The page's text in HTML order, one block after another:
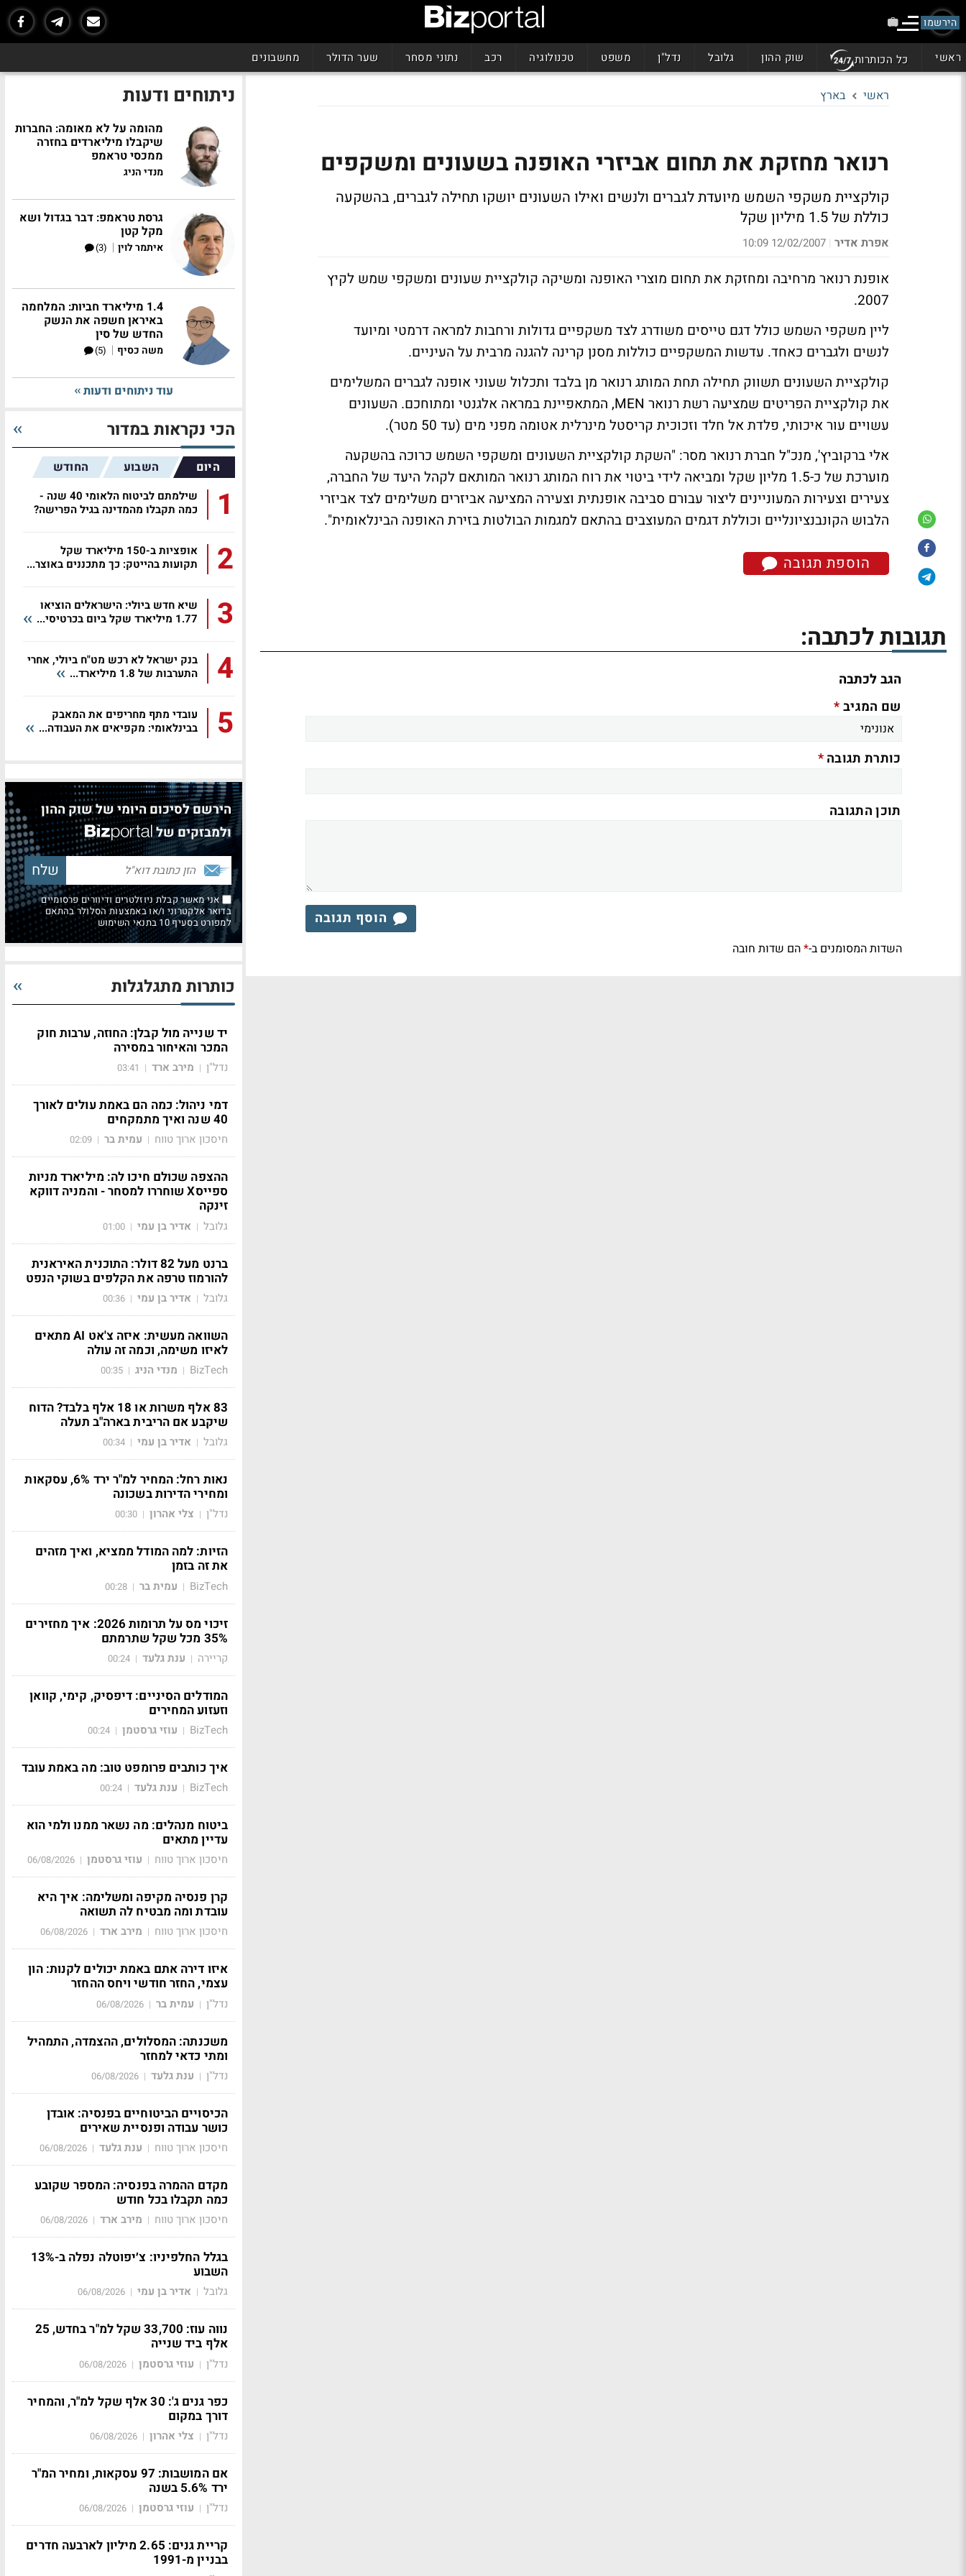
הירשמו
ראשי כל הכותרות שוק ההון גלובל נדל"ן משפט טכנולוגיה רכב נתוני מסחר שער הדולר מחשבונים
ראשי בארץ
רנואר מחזקת את תחום אביזרי האופנה בשעונים ומשקפים
קולקציית משקפי השמש מיועדת לגברים ולנשים ואילו השעונים יושקו תחילה לגברים, בהשקעה
כוללת של 1.5 מיליון שקל
אפרת אדיר |
12/02/2007 10:09
אופנת רנואר מרחיבה ומחזקת את תחום מוצרי האופנה ומשיקה קולקציית שעונים ומשקפי שמש לקיץ
2007.
ליין משקפי השמש כולל דגם טייסים משודרג לצד משקפיים גדולות ורחבות למראה דרמטי ומיועד
לנשים ולגברים כאחד. עדשות המשקפיים כוללות מסנן קרינה להגנה מרבית על העיניים.
קולקציית השעונים תשווק תחילה תחת המותג רנואר מן בלבד ותכלול שעוני אופנה לגברים המשלימים
את קולקציית הפריטים שמציעה רשת רנואר MEN, המתאפיינת במראה אלגנטי ומתוחכם. השעונים
עשויים עור איכותי, פלדת אל חלד וזכוכית קריסטל מינרלית אטומה מפני מים (עד 50 מטר).
אלי ברקוביץ', מנכ"ל חברת רנואר מסר: "השקת קולקציית השעונים ומשקפי השמש כרוכה בהשקעה
מוערכת של כ-1.5 מליון שקל ומביאה לידי ביטוי את רוח המותג רנואר המותאם לקהל היעד של החברה,
צעירים וצעירות המעוניינים ליצור עבורם סביבה אופנתית וצעירה המציעה אביזרים משלימים לצד אביזרי
הלבוש הקונבנציונליים וכוללת דגמים המעוצבים בהתאם למגמות הבולטות בזירת האופנה הבינלאומית".
הוספת תגובה
תגובות לכתבה:
הגב לכתבה
שם המגיב*
כותרת תגובה*
תוכן התגובה
הוסף תגובה
השדות המסומנים ב-*הם שדות חובה
ניתוחים ודעות
מהומה על לא מאומה: החברות
שיקבלו מיליארדים בחזרה
ממכסי טראמפ
מנדי הניג
גרסת טראמפ: דבר בגדול ושא
מקל קטן
איתמר לוין |
(3)
1.4 מיליארד חביות: המלחמה
באיראן חשפה את הנשק
החדש של סין
משה כסיף |
(5)
עוד ניתוחים ודעות
הכי נקראות במדור
היום השבוע החודש
1
שילמתם לביטוח הלאומי 40 שנה -
כמה תקבלו מהמדינה בגיל הפרישה?
2
אופציות ב-150 מיליארד שקל
תקועות בהייטק: כך מתכננים באוצר...
3
שיא חדש ביולי: הישראלים הוציאו
1.77 מיליארד שקל ביום בכרטיסי...
4
בנק ישראל לא רכש מט"ח ביולי, אחרי
התערבות של 1.8 מיליארד...
5
עובדי מתף מחריפים את המאבק
בבינלאומי: מקפיאים את העבודה...
הירשם לסיכום היומי של שוק ההון
ולמבזקים של
אני מאשר קבלת ניוזלטרים ודיוורים פרסומיים
בדואר אלקטרוני ו/או באמצעות הסלולר בהתאם
למפורט בסעיף 10 בתנאי השימוש
כותרות מתגלגלות
יד שנייה מול קבלן: החוזה, ערבות חוק
המכר והאיחור במסירה
נדל"ן | מירב ארד |
03:41
דמי ניהול: כמה הם באמת עולים לאורך
40 שנה ואיך מתמקחים
חיסכון ארוך טווח | עמית בר |
02:09
ההצפה שכולם חיכו לה: מיליארד מניות
ספייסX שוחררו למסחר - והמניה דווקא
זינקה
גלובל | אדיר בן עמי |
01:00
ברנט מעל 82 דולר: התוכנית האיראנית
להורמוז טרפה את הקלפים בשוקי הנפט
גלובל | אדיר בן עמי |
00:36
השוואה מעשית: איזה צ'אט AI מתאים
לאיזו משימה, וכמה זה עולה
BizTech
| מנדי הניג |
00:35
83 אלף משרות או 18 אלף בלבד? הדוח
שיקבע אם הריבית בארה"ב תעלה
גלובל | אדיר בן עמי |
00:34
נאות רחל: המחיר למ"ר ירד 6%, עסקאות
ומחירי הדירות בשכונה
נדל"ן | צלי אהרון |
00:30
הזיות: למה המודל ממציא, ואיך מזהים
את זה בזמן
BizTech
| עמית בר |
00:28
זיכוי מס על תרומות 2026: איך מחזירים
35% מכל שקל שתרמתם
קריירה | ענת גלעד |
00:24
המודלים הסיניים: דיפסיק, קימי, קוואן
וזעזוע המחירים
BizTech
| עוזי גרסטמן |
00:24
איך כותבים פרומפט טוב: מה באמת עובד
BizTech
| ענת גלעד |
00:24
ביטוח מנהלים: מה נשאר ממנו ולמי הוא
עדיין מתאים
חיסכון ארוך טווח | עוזי גרסטמן |
06/08/2026
קרן פנסיה מקיפה ומשלימה: איך היא
עובדת ומה מבטיח לה תשואה
חיסכון ארוך טווח | מירב ארד |
06/08/2026
איזו דירה אתם באמת יכולים לקנות: הון
עצמי, החזר חודשי ויחס ההחזר
נדל"ן | עמית בר |
06/08/2026
משכנתה: המסלולים, ההצמדה, התמהיל
ומתי כדאי למחזר
נדל"ן | ענת גלעד |
06/08/2026
הכיסויים הביטוחיים בפנסיה: אובדן
כושר עבודה ופנסיית שאירים
חיסכון ארוך טווח | ענת גלעד |
06/08/2026
מקדם ההמרה בפנסיה: המספר שקובע
כמה תקבלו בכל חודש
חיסכון ארוך טווח | מירב ארד |
06/08/2026
בגלל החלפיניו: צ׳יפוטלה נפלה ב-13%
השבוע
גלובל | אדיר בן עמי |
06/08/2026
נווה עוז: 33,700 שקל למ"ר בחדש, 25
אלף ביד שנייה
נדל"ן | עוזי גרסטמן |
06/08/2026
כפר גנים ג': 30 אלף שקל למ"ר, והמחיר
דורך במקום
נדל"ן | צלי אהרון |
06/08/2026
אם המושבות: 97 עסקאות, ומחיר המ"ר
ירד 5.6% בשנה
נדל"ן | עוזי גרסטמן |
06/08/2026
קריית גנים: 2.65 מיליון לארבעה חדרים
בבניין מ-1991